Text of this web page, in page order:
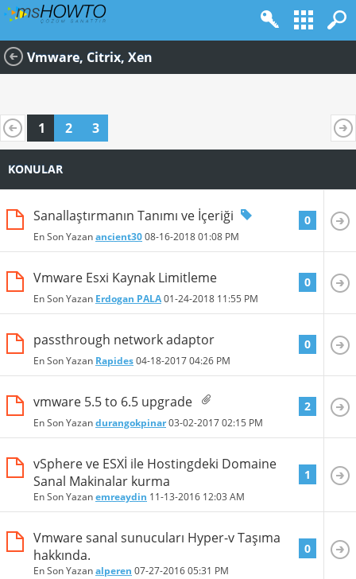
Vmware, Citrix, Xen
1 2 3
KONULAR
Sanallaştırmanın Tanımı ve İçeriği
En Son Yazanancient3008-16-201801:08 PM
0
Vmware Esxi Kaynak Limitleme
En Son Yazan Erdogan PALA01-24-2018 11:55 PM
0
passthrough network adaptor
En Son Yazan Rapides04-18-201704:26 PM
0
vmware 5.5 to 6.5 upgrade
En Son Yazandurangokpinar03-02-201702:15 PM
2
vSphere ve ESXİ ile Hostingdeki Domaine
Sanal Makinalar kurma
En Son Yazanemreaydin 11-13-2016 12:03 AM
1
Vmware sanal sunucuları Hyper-v Taşıma
hakkında.
En Son Yazanalperen 07-27-201605:31 PM
0